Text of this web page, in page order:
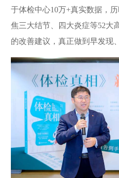
于体检中心10万+真实数据，
焦三大结节、四大炎症等52大
的改善建议，真正做到早发现